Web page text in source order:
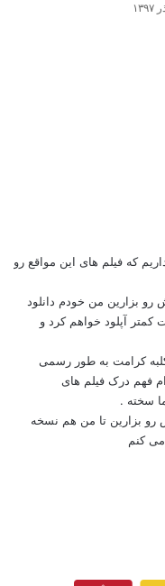
که فیلم های این مواقع رو
بزارین من خودم دانلود
کمتر آپلود خواهم کرد و
کرامت به طور رسمی
فهم درک فیلم های
سخته .
رو بزارین تا من هم نسخه
می کنم